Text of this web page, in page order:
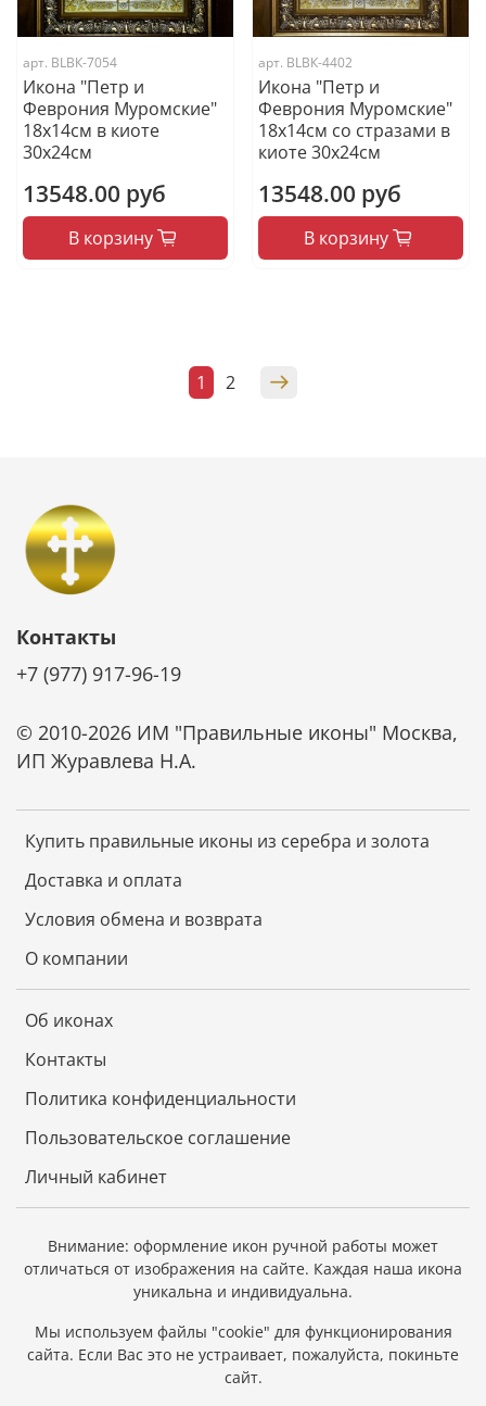
арт. BLВК-7054
Икона "Петр и
Феврония Муромские"
18х14см в киоте
30х24см
13548.00 руб
В корзину
арт. BLВК-4402
Икона "Петр и
Феврония Муромские"
18х14см со стразами в
киоте 30х24см
13548.00 руб
В корзину
1 2
Купить правильные иконы из серебра и золота
Доставка и оплата
Условия обмена и возврата
О компании
Об иконах
Контакты
Политика конфиденциальности
Пользовательское соглашение
Личный кабинет
Контакты
+7 (977) 917-96-19
© 2010-2026 ИМ "Правильные иконы" Москва,
ИП Журавлева Н.А.
Внимание: оформление икон ручной работы может
отличаться от изображения на сайте. Каждая наша икона
уникальна и индивидуальна.
Мы используем файлы "cookie" для функционирования
сайта. Если Вас это не устраивает, пожалуйста, покиньте
сайт.